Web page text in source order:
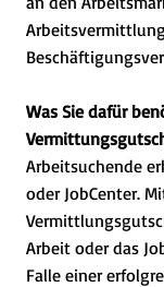
Was Sie dafür
Arbeitsuchende
oder JobCenter.
Arbeit oder das
Falle einer